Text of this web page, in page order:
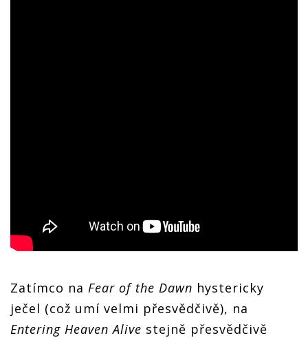
Zatímco na Fear of the Dawn hystericky
ječel (což umí velmi přesvědčivě), na
Entering Heaven Alive stejně přesvědčivě